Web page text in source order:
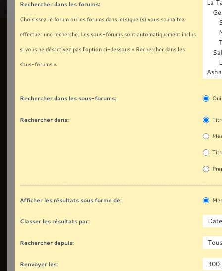
Rechercher dans les forums:
Choisissez le forum ou les forums dans le(s)quel(s) vous souhaitez
effectuer une recherche. Les sous-forums sont automatiquement inclus
si vous ne désactivez pas l’option ci-dessous « Rechercher dans les
sous-forums ».
Rechercher dans les sous-forums: Oui
Rechercher dans:
Afficher les résultats sous forme de:
Classer les résultats par:
Rechercher depuis:
Renvoyer les: